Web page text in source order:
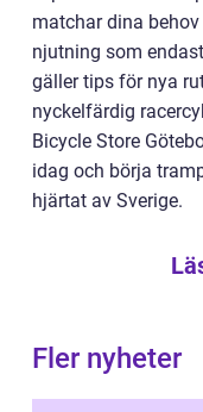
matchar dina
njutning som
gäller tips för nya
nyckelfärdig
Bicycle Store
idag och börja
hjärtat av Sverige.
Fler nyheter